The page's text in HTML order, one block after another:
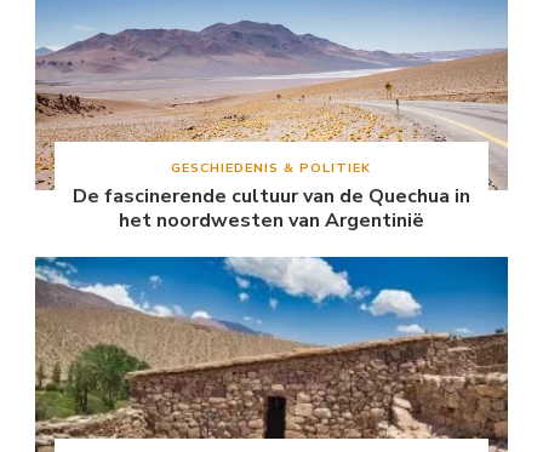
GESCHIEDENIS & POLITIEK
De fascinerende cultuur van de Quechua in
het noordwesten van Argentinië